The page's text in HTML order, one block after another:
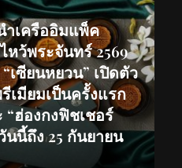
ำเครืออิมแพ็ค
หว้พระจันทร์ 2569
เซียนหยวน” เปิดตัว
เมียมเป็นครั้งแรก
“ฮ่องกงฟิชเชอร์
นนี้ถึง 25 กันยายน